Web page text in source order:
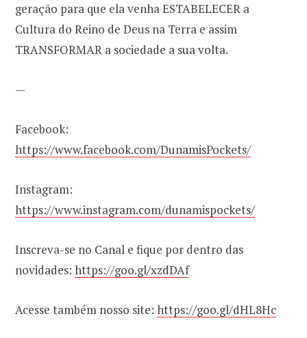
geração para que ela venha ESTABELECER a
Cultura do Reino de Deus na Terra e assim
TRANSFORMAR a sociedade a sua volta.
—
Facebook:
https://www.facebook.com/DunamisPockets/
Instagram:
https://www.instagram.com/dunamispockets/
Inscreva-se no Canal e fique por dentro das
novidades: https://goo.gl/xzdDAf
Acesse também nosso site: https://goo.gl/dHL8Hc